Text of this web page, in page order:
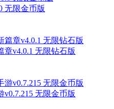
无限金币版
v4.0.1 无限钻石版
无限金币版